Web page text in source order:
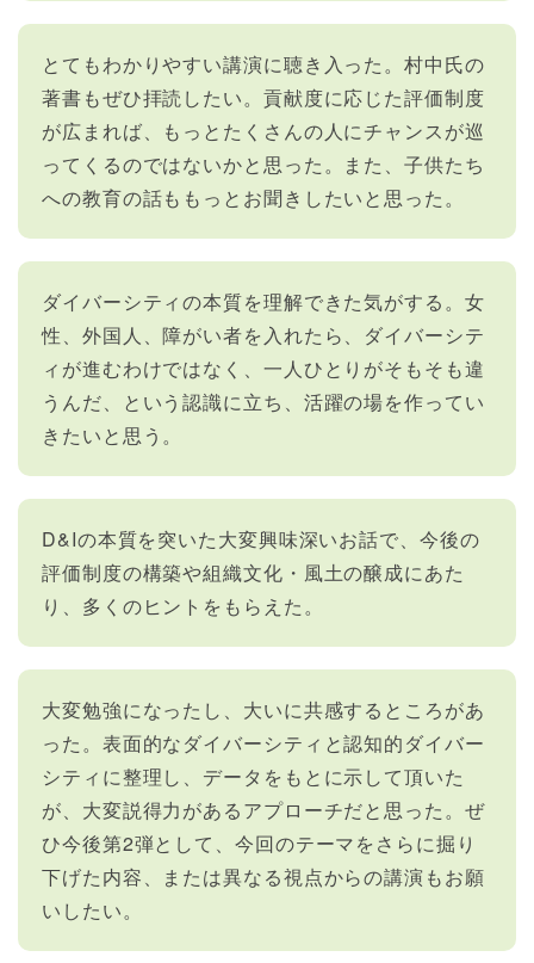
とてもわかりやすい講演に聴き入った。村中氏の
著書もぜひ拝読したい。貢献度に応じた評価制度
が広まれば、もっとたくさんの人にチャンスが巡
ってくるのではないかと思った。また、子供たち
への教育の話ももっとお聞きしたいと思った。
ダイバーシティの本質を理解できた気がする。女
性、外国人、障がい者を入れたら、ダイバーシテ
ィが進むわけではなく、一人ひとりがそもそも違
うんだ、という認識に立ち、活躍の場を作ってい
きたいと思う。
D&Iの本質を突いた大変興味深いお話で、今後の
評価制度の構築や組織文化・風土の醸成にあた
り、多くのヒントをもらえた。
大変勉強になったし、大いに共感するところがあ
った。表面的なダイバーシティと認知的ダイバー
シティに整理し、データをもとに示して頂いた
が、大変説得力があるアプローチだと思った。ぜ
ひ今後第2弾として、今回のテーマをさらに掘り
下げた内容、または異なる視点からの講演もお願
いしたい。